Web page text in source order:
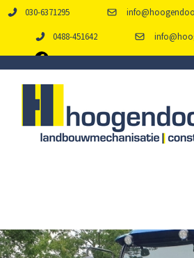
030-6371295
0488-451642